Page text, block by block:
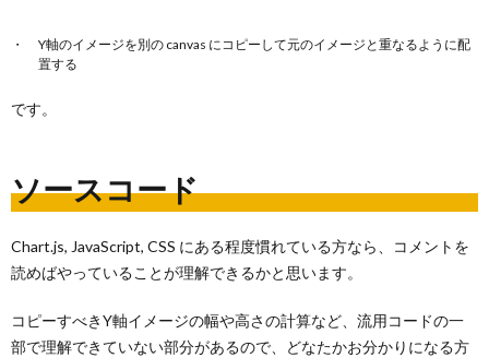
Y軸のイメージを別の canvas にコピーして元のイメージと重なるように配
置する
です。
ソースコード
Chart.js, JavaScript, CSS にある程度慣れている方なら、コメントを
読めばやっていることが理解できるかと思います。
コピーすべきY軸イメージの幅や高さの計算など、流用コードの一
部で理解できていない部分があるので、どなたかお分かりになる方